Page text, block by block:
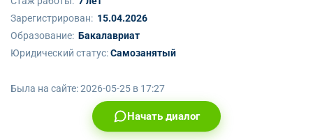
Зарегистрирован: 15.04.2026
Образование: Бакалавриат
Юридический статус:Самозанятый
Была на сайте:2026-05-25 в 17:27
Начать диалог